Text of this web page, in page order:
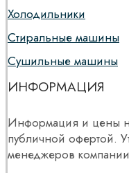
Холодильники
Стиральные машины
Сушильные машины
ИНФОРМАЦИЯ
Информация и цены
публичной офертой.
менеджеров